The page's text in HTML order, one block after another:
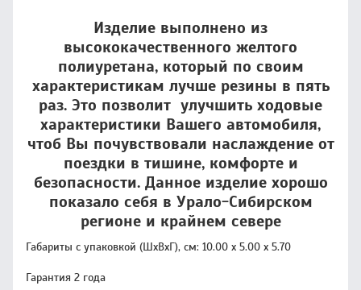
Изделие выполнено из
высококачественного желтого
полиуретана, который по своим
характеристикам лучше резины в пять
раз. Это позволит улучшить ходовые
характеристики Вашего автомобиля,
чтоб Вы почувствовали наслаждение от
поездки в тишине, комфорте и
безопасности. Данное изделие хорошо
показало себя в Урало-Сибирском
регионе и крайнем севере
Габариты с упаковкой (ШxВxГ), см: 10.00 x 5.00 x 5.70
Гарантия 2 года